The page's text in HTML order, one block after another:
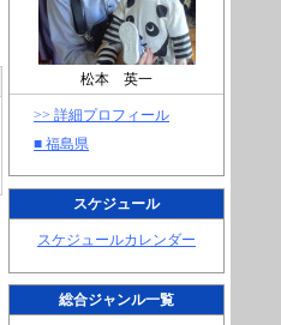
松本 英一
>> 詳細プロフィール
■ 福島県
スケジュール
スケジュールカレンダー
総合ジャンル一覧